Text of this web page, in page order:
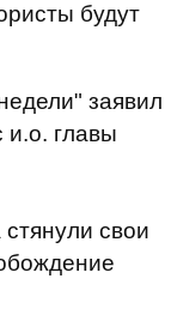
будут
заявил
и.о. главы
свои